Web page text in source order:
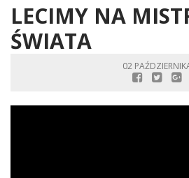
LECIMY NA
ŚWIATA
02